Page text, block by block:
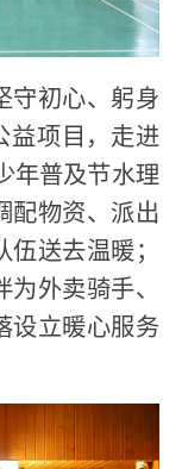
守初心、躬身
益项目，走进
年普及节水理
配物资、派出
送去温暖；
外卖骑手、
设立暖心服务